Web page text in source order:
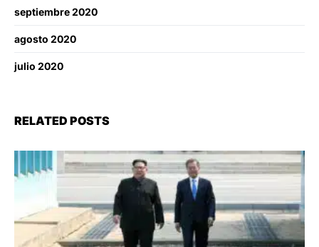
septiembre 2020
agosto 2020
julio 2020
RELATED POSTS